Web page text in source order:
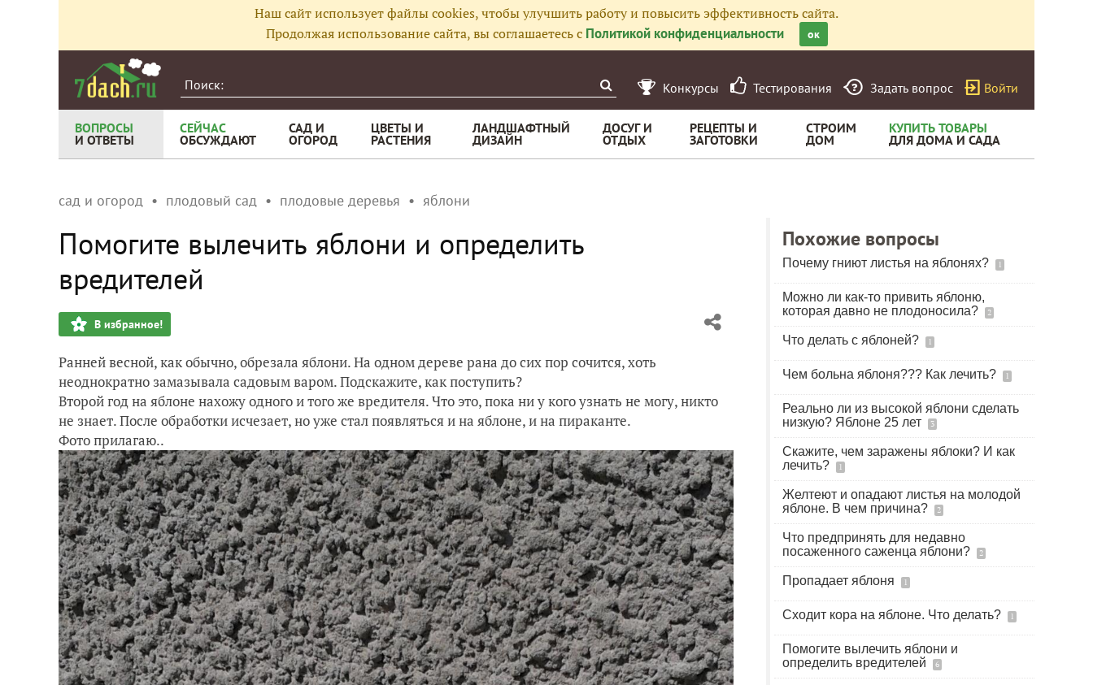
Наш сайт использует файлы cookies, чтобы улучшить работу и повысить эффективность сайта.
Продолжая использование сайта, вы соглашаетесь с Политикой конфиденциальности ок
Конкурсы Тестирования Задать вопрос Войти
ВОПРОСЫ
И ОТВЕТЫ
СЕЙЧАС
ОБСУЖДАЮТ
САД И
ОГОРОД
ЦВЕТЫ И
РАСТЕНИЯ
ЛАНДШАФТНЫЙ
ДИЗАЙН
ДОСУГ И
ОТДЫХ
РЕЦЕПТЫ И
ЗАГОТОВКИ
СТРОИМ
ДОМ
КУПИТЬ ТОВАРЫ
ДЛЯ ДОМА И САДА
сад и огород плодовый сад плодовые деревья яблони
Помогите вылечить яблони и определить
вредителей
В избранное!
Ранней весной, как обычно, обрезала яблони. На одном дереве рана до сих пор сочится, хоть
неоднократно замазывала садовым варом. Подскажите, как поступить?
Второй год на яблоне нахожу одного и того же вредителя. Что это, пока ни у кого узнать не могу, никто
не знает. После обработки исчезает, но уже стал появляться и на яблоне, и на пираканте.
Фото прилагаю..
Похожие вопросы
Почему гниют листья на яблонях? 1
Можно ли как-то привить яблоню,
которая давно не плодоносила?
2
Что делать с яблоней? 1
Чем больна яблоня??? Как лечить? 1
Реально ли из высокой яблони сделать
низкую? Яблоне 25 лет
3
Скажите, чем заражены яблоки? И как
лечить?
1
Желтеют и опадают листья на молодой
яблоне. В чем причина?
2
Что предпринять для недавно
посаженного саженца яблони?
2
Пропадает яблоня 1
Сходит кора на яблоне. Что делать? 1
Помогите вылечить яблони и
определить вредителей
6